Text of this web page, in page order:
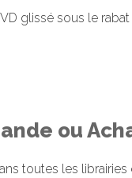
glissé sous le rabat
ou
toutes les librairies